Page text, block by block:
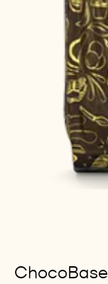
ChocoBase